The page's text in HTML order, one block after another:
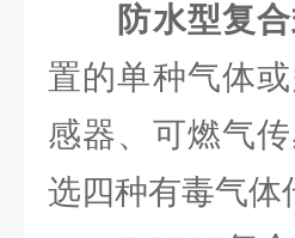
防水型复
置的单种气体
感器、可燃气
选四种有毒气体